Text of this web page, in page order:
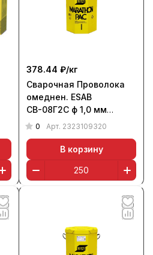
378.44 ₽/кг
Сварочная Проволока
омеднен. ESAB
СВ-08Г2С ф 1,0 мм
(бочка 250 кг)
0 Арт. 2323109320
В корзину